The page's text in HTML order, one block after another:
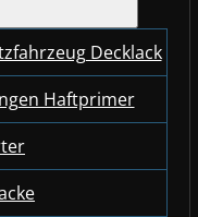
Decklack
Haftprimer